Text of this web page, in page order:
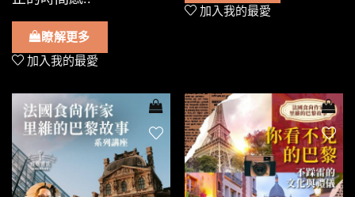
瞭解更多
加入我的最愛
加入我的最愛